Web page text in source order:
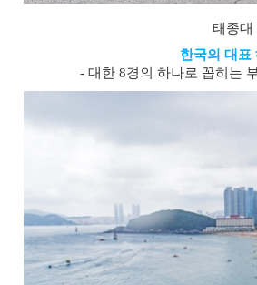
태종
한국의 대
- 대한 8경의 하나로 꼽히는